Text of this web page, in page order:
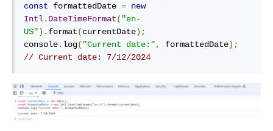
const formattedDate = new
Intl. DateTimeFormat( "en-
US"). format(currentDate);
console. log( "Current date:", formattedDate);
// Current date: 7/12/2024